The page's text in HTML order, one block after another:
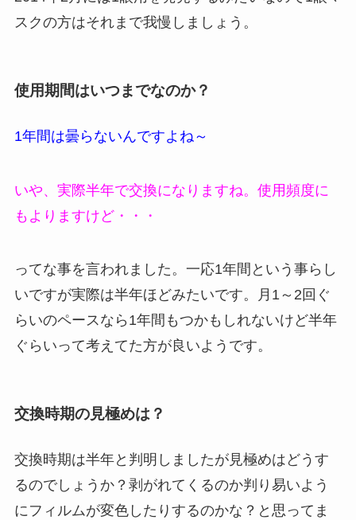
スクの方はそれまで我慢しましょう。
使用期間はいつまでなのか？
1年間は曇らないんですよね～
いや、実際半年で交換になりますね。使用頻度に
もよりますけど・・・
ってな事を言われました。一応1年間という事らし
いですが実際は半年ほどみたいです。月1～2回ぐ
らいのペースなら1年間もつかもしれないけど半年
ぐらいって考えてた方が良いようです。
交換時期の見極めは？
交換時期は半年と判明しましたが見極めはどうす
るのでしょうか？剥がれてくるのか判り易いよう
にフィルムが変色したりするのかな？と思ってま